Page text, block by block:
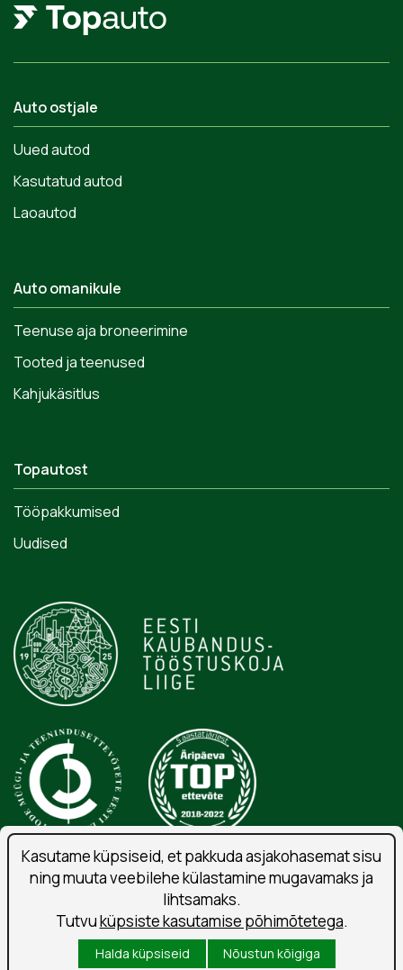
Auto ostjale
Uued autod
Kasutatud autod
Laoautod
Auto omanikule
Teenuse aja broneerimine
Tooted ja teenused
Kahjukäsitlus
Topautost
Tööpakkumised
Uudised
Isikuandmete töötlemise tingimused
Liitu uudiskirjaga
Kasutustingimused
Kasutame küpsiseid, et pakkuda asjakohasemat sisu
ning muuta veebilehe külastamine mugavamaks ja
lihtsamaks.
Tutvuküpsiste kasutamise põhimõtetega.
Halda küpsiseid Nõustun kõigiga